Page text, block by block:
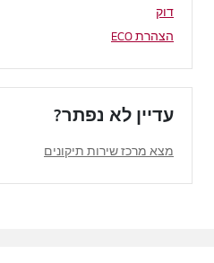
דוק
הצהרת ECO
עדיין לא נפתר?
מצא מרכז שירות תיקונים